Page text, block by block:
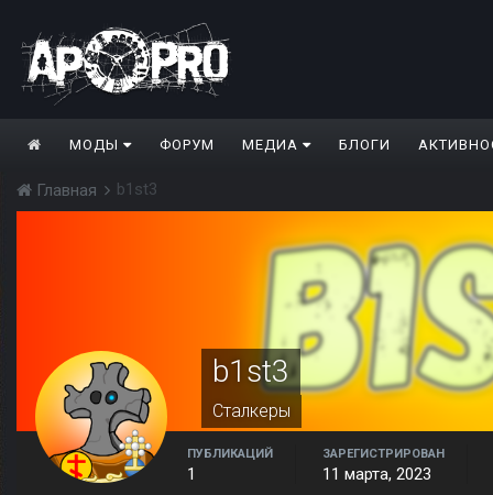
МОДЫ ФОРУМ МЕДИА БЛОГИ
Главная b1st3
b1st3
Сталкеры
ПУБЛИКАЦИЙ
1
ЗАРЕГИСТРИРОВАН
11 марта, 2023